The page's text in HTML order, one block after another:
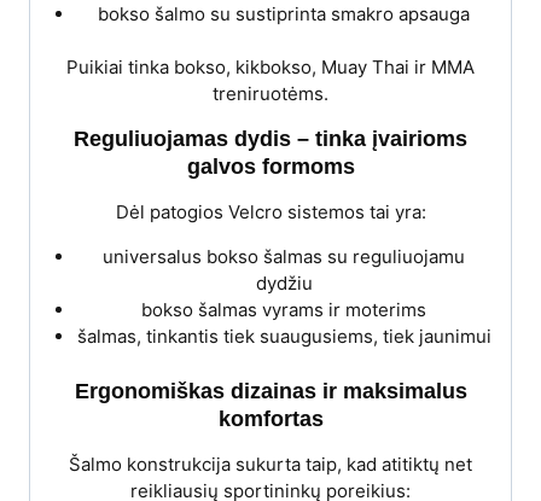
bokso šalmo su sustiprinta smakro apsauga
Puikiai tinka bokso, kikbokso, Muay Thai ir MMA
treniruotėms.
Reguliuojamas dydis – tinka įvairioms
galvos formoms
Dėl patogios Velcro sistemos tai yra:
universalus bokso šalmas su reguliuojamu
dydžiu
bokso šalmas vyrams ir moterims
šalmas, tinkantis tiek suaugusiems, tiek jaunimui
Ergonomiškas dizainas ir maksimalus
komfortas
Šalmo konstrukcija sukurta taip, kad atitiktų net
reikliausių sportininkų poreikius: